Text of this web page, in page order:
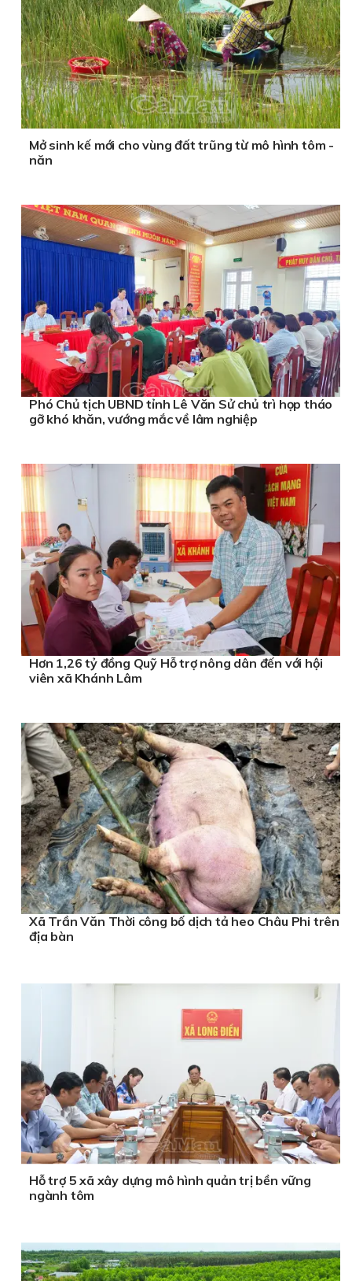
Mở sinh kế mới cho vùng đất trũng từ mô hình tôm -
năn
Phó Chủ tịch UBND tỉnh Lê Văn Sử chủ trì họp tháo
gỡ khó khăn, vướng mắc về lâm nghiệp
Hơn 1,26 tỷ đồng Quỹ Hỗ trợ nông dân đến với hội
viên xã Khánh Lâm
Xã Trần Văn Thời công bố dịch tả heo Châu Phi trên
địa bàn
Hỗ trợ 5 xã xây dựng mô hình quản trị bền vững
ngành tôm